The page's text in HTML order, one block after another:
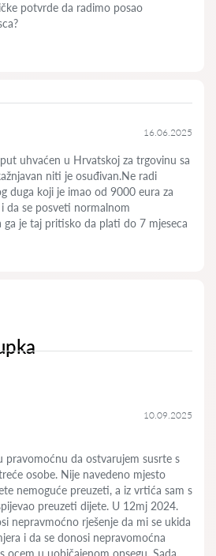
potvrde da radimo posao
16.06.2025
uhvaćen u Hrvatskoj za trgovinu sa
niti je osuđivan.Ne radi
duga koji je imao od 9000 eura za
da se posveti normalnom
ga je taj pritisko da plati do 7 mjeseca
10.09.2025
pravomoćnu da ostvarujem susrte s
osobe. Nije navedeno mjesto
nemoguće preuzeti, a iz vrtića sam s
preuzeti dijete. U 12mj 2024.
nepravmoćno rješenje da mi se ukida
i da se donosi nepravomoćna
ocem u uobičajenom opsegu. Sada,